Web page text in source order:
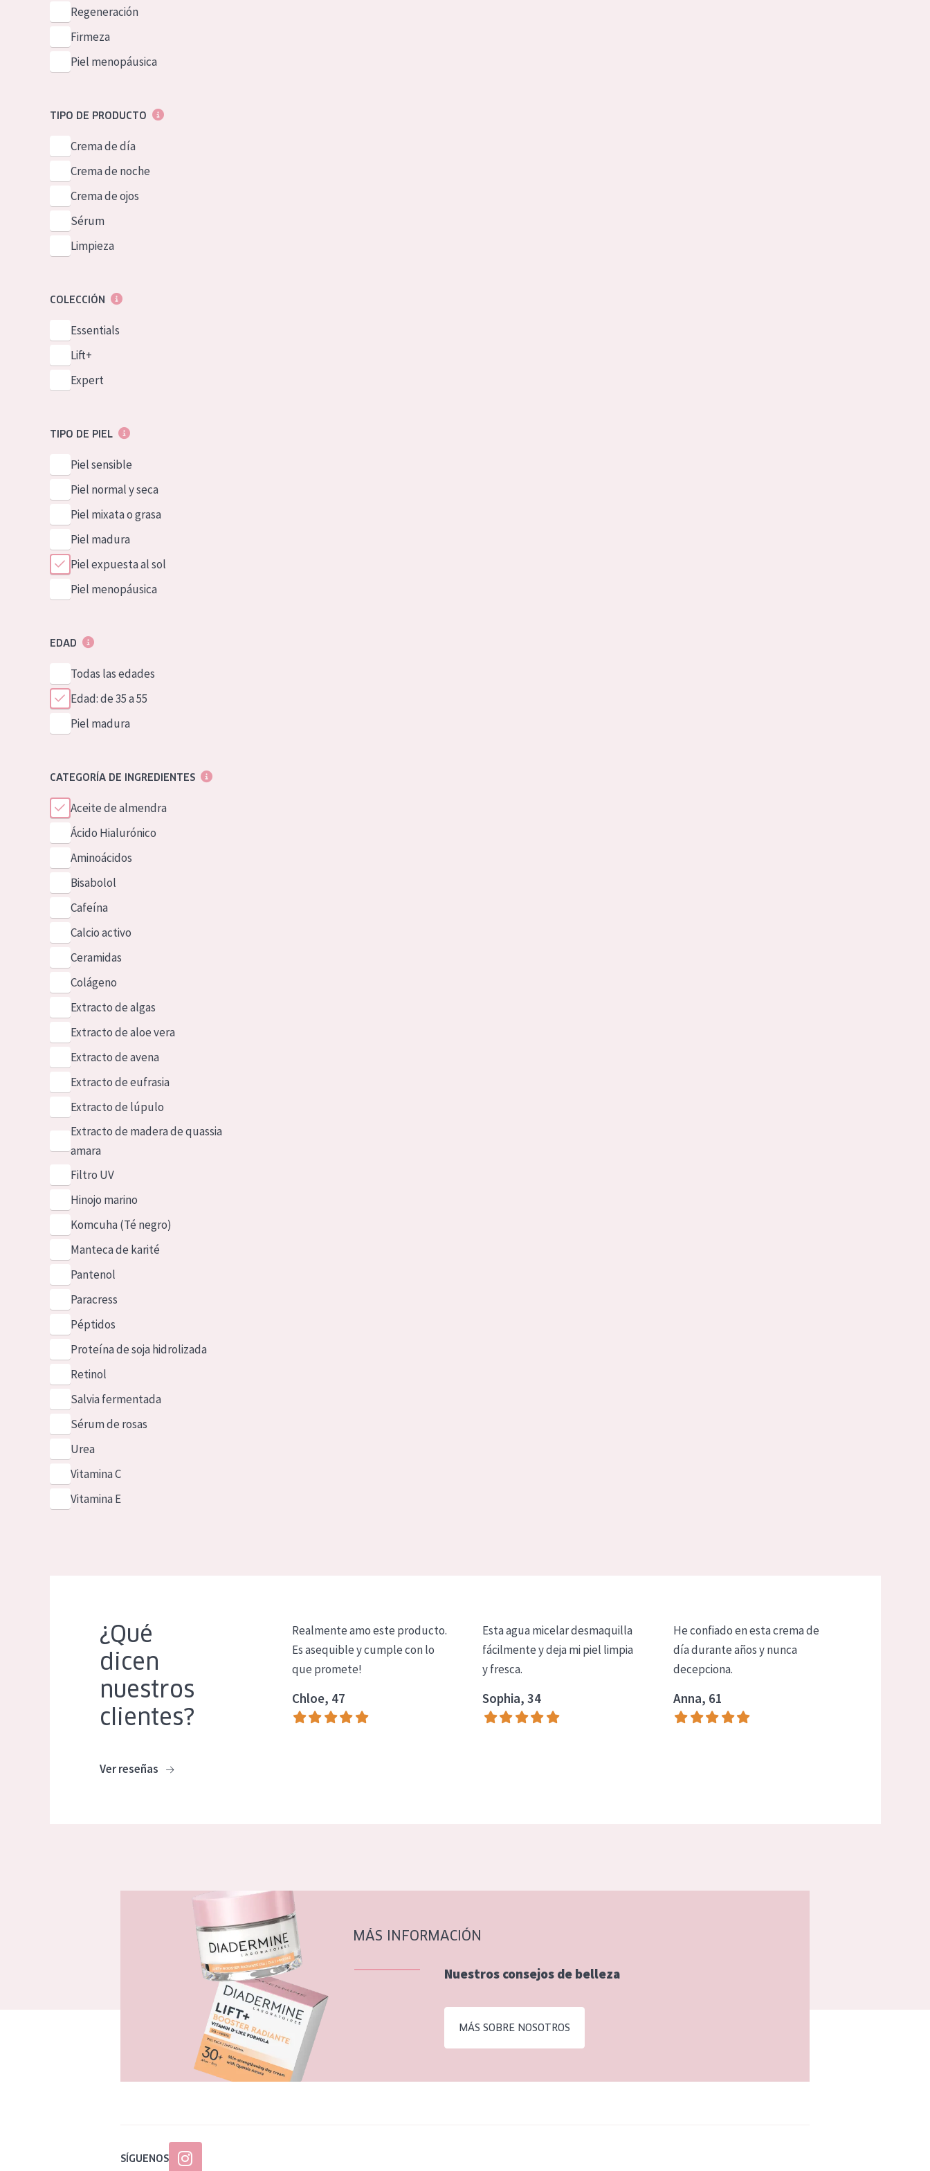
German
Spanish
Greek
Regeneración
Firmeza
Piel menopáusica
TIPO DE PRODUCTO
Crema de día
Crema de noche
Crema de ojos
Sérum
Limpieza
COLECCIÓN
Essentials
Lift+
Expert
TIPO DE PIEL
Piel sensible
Piel normal y seca
Piel mixata o grasa
Piel madura
Piel expuesta al sol
Piel menopáusica
EDAD
Todas las edades
Edad: de 35 a 55
Piel madura
CATEGORÍA DE INGREDIENTES
Aceite de almendra
Ácido Hialurónico
Aminoácidos
Bisabolol
Cafeína
Calcio activo
Ceramidas
Colágeno
Extracto de algas
Extracto de aloe vera
Extracto de avena
Extracto de eufrasia
Extracto de lúpulo
Extracto de madera de quassia
amara
Filtro UV
Hinojo marino
Komcuha (Té negro)
Manteca de karité
Pantenol
Paracress
Péptidos
Proteína de soja hidrolizada
Retinol
Salvia fermentada
Sérum de rosas
Urea
Vitamina C
Vitamina E
¿Qué
dicen
nuestros
clientes?
Ver reseñas
Realmente amo este producto.
Es asequible y cumple con lo
que promete!
Chloe, 47
Esta agua micelar desmaquilla
fácilmente y deja mi piel limpia
y fresca.
Sophia, 34
He confiado en esta crema de
día durante años y nunca
decepciona.
Anna, 61
MÁS INFORMACIÓN
Nuestros consejos de belleza
MÁS SOBRE NOSOTROS
SÍGUENOS